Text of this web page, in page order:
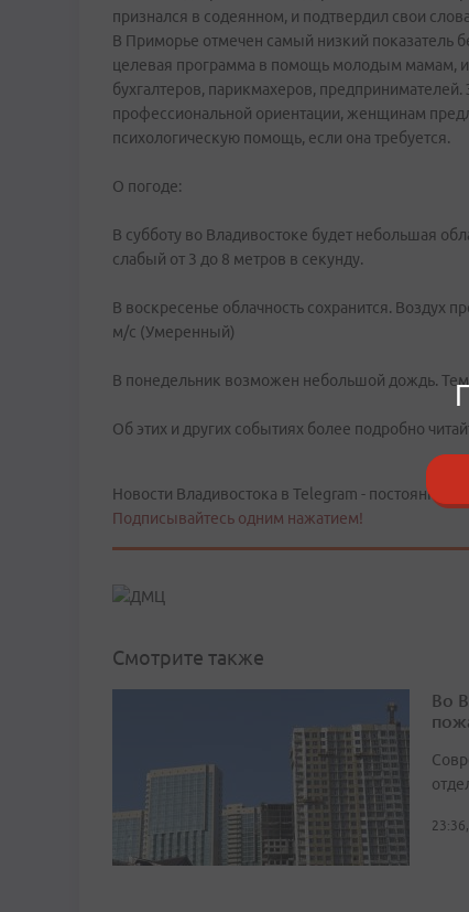
признался в содеянном, и подтвердил свои
В Приморье отмечен самый низкий показатель
целевая программа в помощь молодым мамам,
бухгалтеров, парикмахеров,
профессиональной ориентации, женщинам
психологическую помощь, если она требуется.
О погоде:
В субботу во Владивостоке будет небольшая
слабый от 3 до 8 метров в секунду.
В воскресенье облачность сохранится. Воздух
м/с (Умеренный)
В понедельник возможен небольшой дождь.
Об этих и других событиях более подробно
Новости Владивостока в Telegram - постоянно в
Подписывайтесь одним нажатием!
Смотрите также
Во